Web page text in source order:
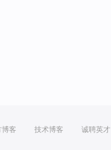
博客 技术博客 诚聘英才